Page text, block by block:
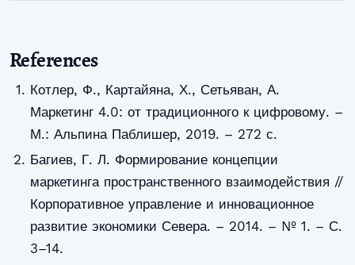
References
Котлер, Ф., Картайяна, Х., Сетьяван, А.
Маркетинг 4.0: от традиционного к цифровому. –
М.: Альпина Паблишер, 2019. – 272 с.
Багиев, Г. Л. Формирование концепции
маркетинга пространственного взаимодействия //
Корпоративное управление и инновационное
развитие экономики Севера. – 2014. – № 1. – С.
3–14.